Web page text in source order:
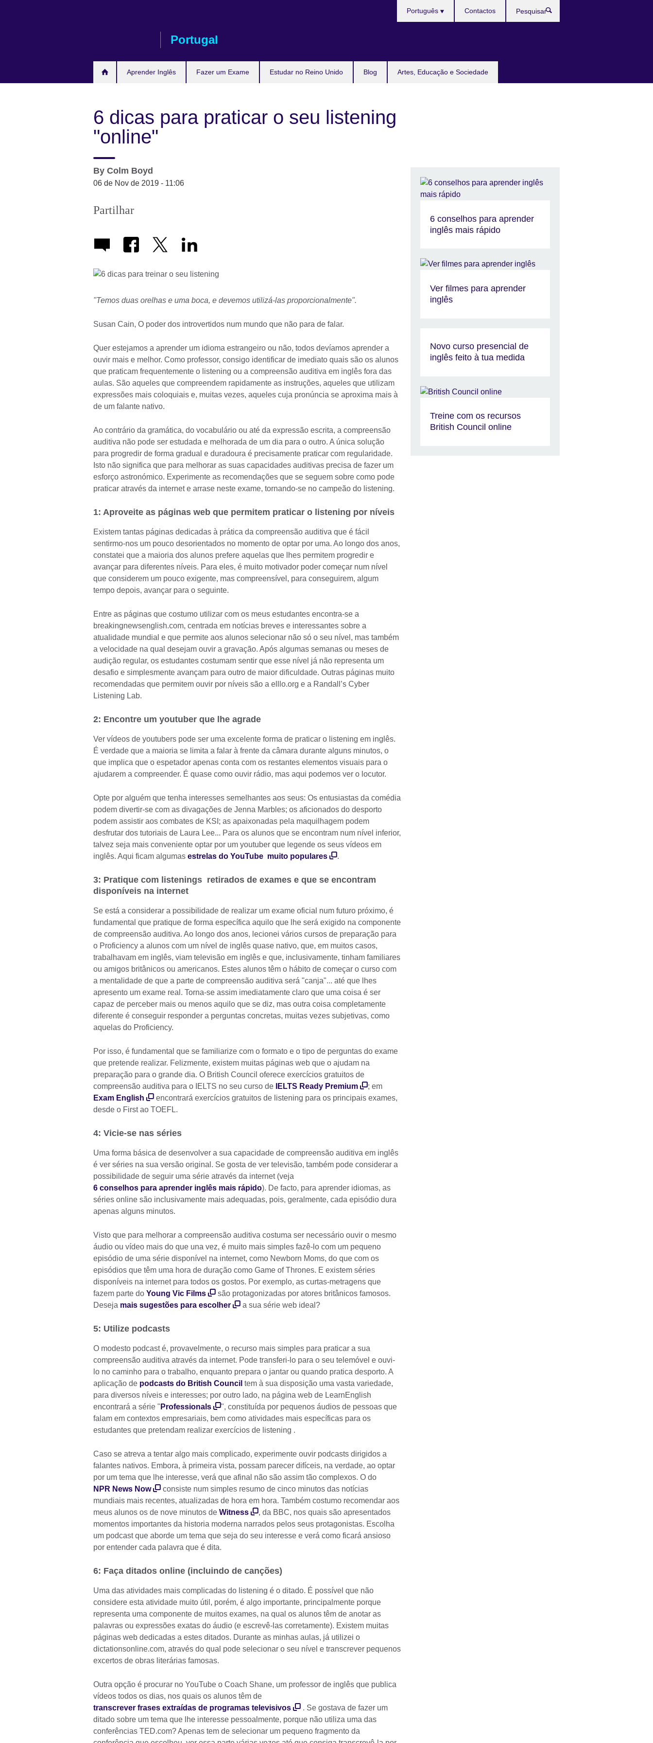
Portugal
Aprender Inglês Fazer um Exame Estudar no Reino Unido Blog Artes, Educação e Sociedade
Português Contactos
6 dicas para praticar o seu listening
"online"
By Colm Boyd
06 de Nov de 2019 - 11:06
Partilhar
"Temos duas orelhas e uma boca, e devemos utilizá-las proporcionalmente".
Susan Cain, O poder dos introvertidos num mundo que não para de falar.
Quer estejamos a aprender um idioma estrangeiro ou não, todos devíamos aprender a
ouvir mais e melhor. Como professor, consigo identificar de imediato quais são os alunos
que praticam frequentemente o listening ou a compreensão auditiva em inglês fora das
aulas. São aqueles que compreendem rapidamente as instruções, aqueles que utilizam
expressões mais coloquiais e, muitas vezes, aqueles cuja pronúncia se aproxima mais à
de um falante nativo.
Ao contrário da gramática, do vocabulário ou até da expressão escrita, a compreensão
auditiva não pode ser estudada e melhorada de um dia para o outro. A única solução
para progredir de forma gradual e duradoura é precisamente praticar com regularidade.
Isto não significa que para melhorar as suas capacidades auditivas precisa de fazer um
esforço astronómico. Experimente as recomendações que se seguem sobre como pode
praticar através da internet e arrase neste exame, tornando-se no campeão do listening.
1: Aproveite as páginas web que permitem praticar o listening por níveis
Existem tantas páginas dedicadas à prática da compreensão auditiva que é fácil
sentirmo-nos um pouco desorientados no momento de optar por uma. Ao longo dos anos,
constatei que a maioria dos alunos prefere aquelas que lhes permitem progredir e
avançar para diferentes níveis. Para eles, é muito motivador poder começar num nível
que considerem um pouco exigente, mas compreensível, para conseguirem, algum
tempo depois, avançar para o seguinte.
Entre as páginas que costumo utilizar com os meus estudantes encontra-se a
breakingnewsenglish.com, centrada em notícias breves e interessantes sobre a
atualidade mundial e que permite aos alunos selecionar não só o seu nível, mas também
a velocidade na qual desejam ouvir a gravação. Após algumas semanas ou meses de
audição regular, os estudantes costumam sentir que esse nível já não representa um
desafio e simplesmente avançam para outro de maior dificuldade. Outras páginas muito
recomendadas que permitem ouvir por níveis são a elllo.org e a Randall’s Cyber
Listening Lab.
2: Encontre um youtuber que lhe agrade
Ver vídeos de youtubers pode ser uma excelente forma de praticar o listening em inglês.
É verdade que a maioria se limita a falar à frente da câmara durante alguns minutos, o
que implica que o espetador apenas conta com os restantes elementos visuais para o
ajudarem a compreender. É quase como ouvir rádio, mas aqui podemos ver o locutor.
Opte por alguém que tenha interesses semelhantes aos seus: Os entusiastas da comédia
podem divertir-se com as divagações de Jenna Marbles; os aficionados do desporto
podem assistir aos combates de KSI; as apaixonadas pela maquilhagem podem
desfrutar dos tutoriais de Laura Lee... Para os alunos que se encontram num nível inferior,
talvez seja mais conveniente optar por um youtuber que legende os seus vídeos em
inglês. Aqui ficam algumas estrelas do YouTube muito populares .
3: Pratique com listenings retirados de exames e que se encontram
disponíveis na internet
Se está a considerar a possibilidade de realizar um exame oficial num futuro próximo, é
fundamental que pratique de forma específica aquilo que lhe será exigido na componente
de compreensão auditiva. Ao longo dos anos, lecionei vários cursos de preparação para
o Proficiency a alunos com um nível de inglês quase nativo, que, em muitos casos,
trabalhavam em inglês, viam televisão em inglês e que, inclusivamente, tinham familiares
ou amigos britânicos ou americanos. Estes alunos têm o hábito de começar o curso com
a mentalidade de que a parte de compreensão auditiva será "canja"... até que lhes
apresento um exame real. Torna-se assim imediatamente claro que uma coisa é ser
capaz de perceber mais ou menos aquilo que se diz, mas outra coisa completamente
diferente é conseguir responder a perguntas concretas, muitas vezes subjetivas, como
aquelas do Proficiency.
Por isso, é fundamental que se familiarize com o formato e o tipo de perguntas do exame
que pretende realizar. Felizmente, existem muitas páginas web que o ajudam na
preparação para o grande dia. O British Council oferece exercícios gratuitos de
compreensão auditiva para o IELTS no seu curso de
IELTS Ready Premium
; em
Exam English
encontrará exercícios gratuitos de listening para os principais exames,
desde o First ao TOEFL.
4: Vicie-se nas séries
Uma forma básica de desenvolver a sua capacidade de compreensão auditiva em inglês
é ver séries na sua versão original. Se gosta de ver televisão, também pode considerar a
possibilidade de seguir uma série através da internet (veja
6 conselhos para aprender inglês mais rápido). De facto, para aprender idiomas, as
séries online são inclusivamente mais adequadas, pois, geralmente, cada episódio dura
apenas alguns minutos.
Visto que para melhorar a compreensão auditiva costuma ser necessário ouvir o mesmo
áudio ou vídeo mais do que una vez, é muito mais simples fazê-lo com um pequeno
episódio de uma série disponível na internet, como Newborn Moms, do que com os
episódios que têm uma hora de duração como Game of Thrones. E existem séries
disponíveis na internet para todos os gostos. Por exemplo, as curtas-metragens que
fazem parte do Young Vic Films
são protagonizadas por atores britânicos famosos.
Deseja mais sugestões para escolher a sua série web ideal?
5: Utilize podcasts
O modesto podcast é, provavelmente, o recurso mais simples para praticar a sua
compreensão auditiva através da internet. Pode transferi-lo para o seu telemóvel e ouvi-
lo no caminho para o trabalho, enquanto prepara o jantar ou quando pratica desporto. A
aplicação de podcasts do British Council tem à sua disposição uma vasta variedade,
para diversos níveis e interesses; por outro lado, na página web de LearnEnglish
encontrará a série " Professionals
", constituída por pequenos áudios de pessoas que
falam em contextos empresariais, bem como atividades mais específicas para os
estudantes que pretendam realizar exercícios de listening .
Caso se atreva a tentar algo mais complicado, experimente ouvir podcasts dirigidos a
falantes nativos. Embora, à primeira vista, possam parecer difíceis, na verdade, ao optar
por um tema que lhe interesse, verá que afinal não são assim tão complexos. O do
NPR News Now
consiste num simples resumo de cinco minutos das notícias
mundiais mais recentes, atualizadas de hora em hora. Também costumo recomendar aos
meus alunos os de nove minutos de Witness
, da BBC, nos quais são apresentados
momentos importantes da historia moderna narrados pelos seus protagonistas. Escolha
um podcast que aborde um tema que seja do seu interesse e verá como ficará ansioso
por entender cada palavra que é dita.
6: Faça ditados online (incluindo de canções)
Uma das atividades mais complicadas do listening é o ditado. É possível que não
considere esta atividade muito útil, porém, é algo importante, principalmente porque
representa uma componente de muitos exames, na qual os alunos têm de anotar as
palavras ou expressões exatas do áudio (e escrevê-las corretamente). Existem muitas
páginas web dedicadas a estes ditados. Durante as minhas aulas, já utilizei o
dictationsonline.com, através do qual pode selecionar o seu nível e transcrever pequenos
excertos de obras literárias famosas.
Outra opção é procurar no YouTube o Coach Shane, um professor de inglês que publica
vídeos todos os dias, nos quais os alunos têm de
transcrever frases extraídas de programas televisivos
. Se gostava de fazer um
ditado sobre um tema que lhe interesse pessoalmente, porque não utiliza uma das
conferências TED.com? Apenas tem de selecionar um pequeno fragmento da
6 conselhos para aprender
inglês mais rápido
Ver filmes para aprender
inglês
Novo curso presencial de
inglês feito à tua medida
Treine com os recursos
British Council online